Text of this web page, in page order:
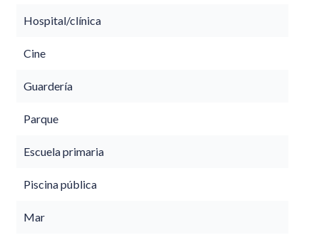
Hospital/clínica
Cine
Guardería
Parque
Escuela primaria
Piscina pública
Mar